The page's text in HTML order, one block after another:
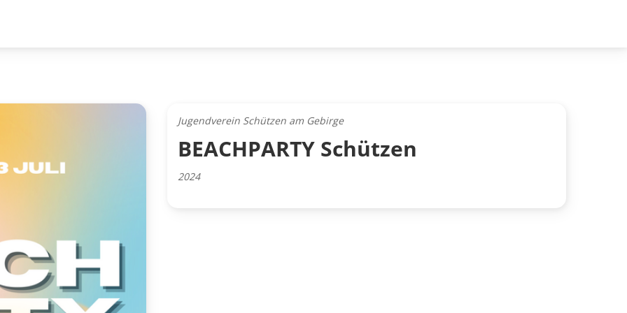
Jugendverein Schützen am Gebirge
BEACHPARTY Schützen
2024